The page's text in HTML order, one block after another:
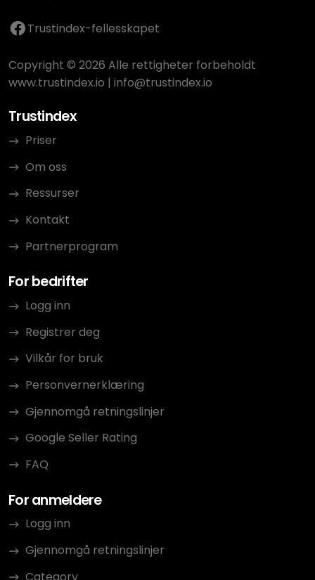
Trustindex-fellesskapet
Copyright © 2026 Alle rettigheter forbeholdt
www.trustindex.io | info@trustindex.io
Trustindex
Priser
Om oss
Ressurser
Kontakt
Partnerprogram
For bedrifter
Logg inn
Registrer deg
Vilkår for bruk
Personvernerklæring
Gjennomgå retningslinjer
Google Seller Rating
FAQ
For anmeldere
Logg inn
Gjennomgå retningslinjer
Category